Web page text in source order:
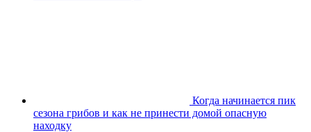
Когда начинается пик
сезона грибов и как не принести домой опасную
находку